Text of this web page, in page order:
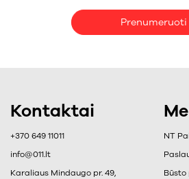
Kontaktai
+370 649 11011
info@011.lt
Karaliaus Mindaugo pr. 49,
NT
Būsto
Prenumeruoti